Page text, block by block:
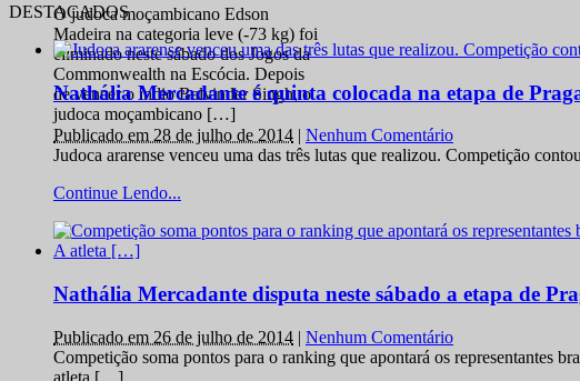
O judoca moçambicano Edson
Madeira na categoria leve (-73 kg) foi
eliminado neste sábado dos Jogos da
Commonwealth na Escócia. Depois
de vencer o índio Balvinder Singh, o
judoca moçambicano […]
DESTACADOS
Nathália Mercadante é quinta colocada na etapa de
Publicado em 28 de julho de 2014 | Nenhum Comentário
Judoca ararense venceu uma das três lutas que realizou. Competição
Continue Lendo...
Nathália Mercadante disputa neste sábado a etapa de
Publicado em 26 de julho de 2014 | Nenhum Comentário
Competição soma pontos para o ranking que apontará os representantes
atleta […]